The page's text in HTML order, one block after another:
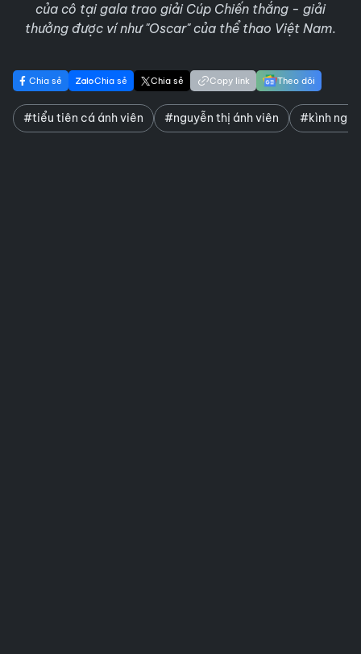
của cô tại gala trao giải Cúp Chiến thắng - giải
thưởng được ví như "Oscar" của thể thao Việt Nam.
Chia sẻ Chia sẻ Chia sẻ Copy link Theo dõi
#tiểu tiên cá ánh viên #nguyễn thị ánh viên #kình ngư